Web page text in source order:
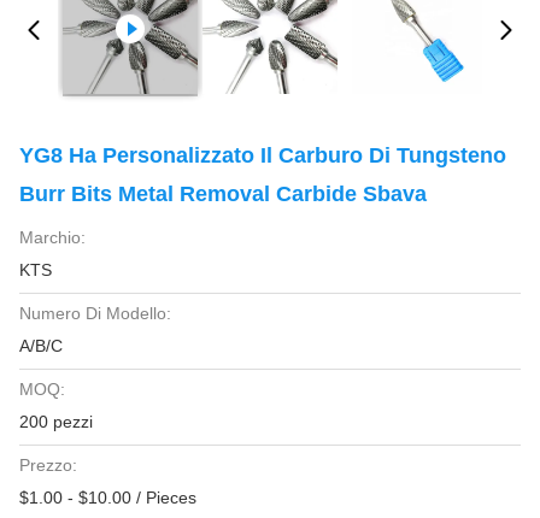
YG8 Ha Personalizzato Il Carburo Di Tungsteno
Burr Bits Metal Removal Carbide Sbava
Marchio:
KTS
Numero Di Modello:
A/B/C
MOQ:
200 pezzi
Prezzo:
$1.00 - $10.00 / Pieces